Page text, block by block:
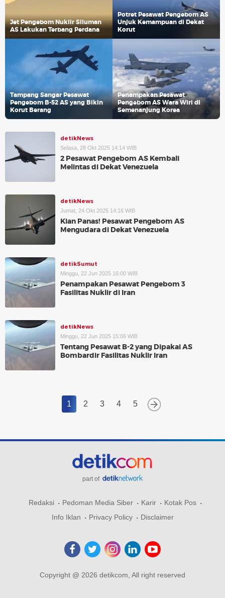
Jet Pengebom Nuklir Siluman
AS Lakukan Terbang Perdana
Potret Pesawat Pengebom AS
Unjuk Kemampuan di Dekat
Korut
Tampang Sangar Pesawat
Pengebom B-52 AS yang Bikin
Korut Berang
Penampakan Pesawat
Pengebom AS Wara Wiri di
Semenanjung Korea
detikNews
Selasa, 28 Okt 2025 14:14 WIB
2 Pesawat Pengebom AS Kembali
Melintas di Dekat Venezuela
detikNews
Jumat, 24 Okt 2025 14:16 WIB
Kian Panas! Pesawat Pengebom AS
Mengudara di Dekat Venezuela
detikSumut
Minggu, 22 Jun 2025 16:00 WIB
Penampakan Pesawat Pengebom 3
Fasilitas Nuklir di Iran
detikNews
Minggu, 22 Jun 2025 15:06 WIB
Tentang Pesawat B-2 yang Dipakai AS
Bombardir Fasilitas Nuklir Iran
1 2 3 4 5
part of
Redaksi Pedoman Media Siber Karir
Kotak Pos
Info Iklan
Privacy Policy Disclaimer
Copyright @ 2026 detikcom, All right reserved